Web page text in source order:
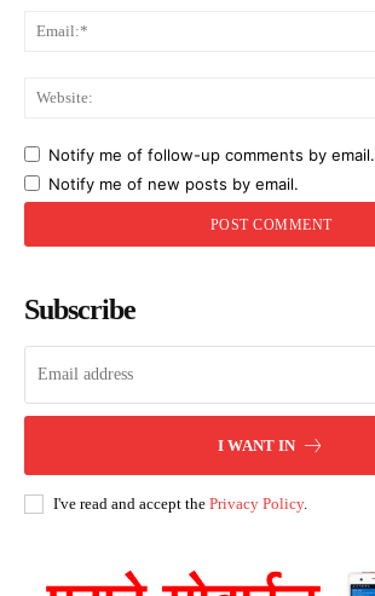
Notify me of follow-up comments by email.
Notify me of new posts by email.
Subscribe
I WANT IN
I've read and accept the Privacy Policy.